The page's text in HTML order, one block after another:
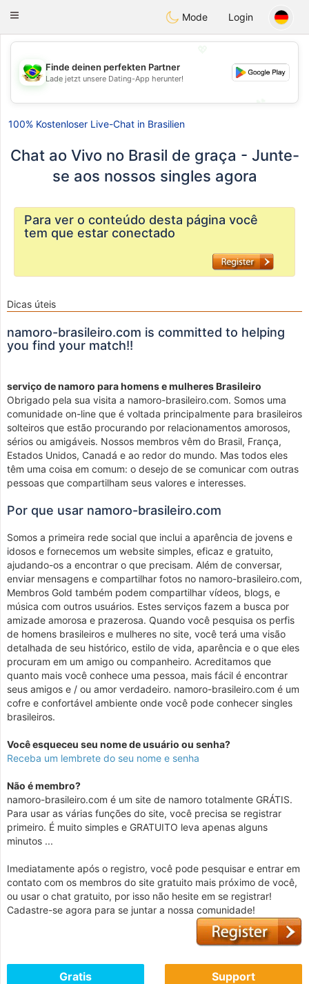
Conversar
Toggle
Mode Login
💖
💕
Finde deinen perfekten Partner
Lade jetzt unsere Dating-App herunter!
100% Kostenloser Live-Chat in Brasilien
Chat ao Vivo no Brasil de graça - Junte-
se aos nossos singles agora
Para ver o conteúdo desta página você
tem que estar conectado
Dicas úteis
namoro-brasileiro.com is committed to helping
you find your match!!
serviço de namoro para homens e mulheres Brasileiro
Obrigado pela sua visita a namoro-brasileiro.com. Somos uma
comunidade on-line que é voltada principalmente para brasileiros
solteiros que estão procurando por relacionamentos amorosos,
sérios ou amigáveis. Nossos membros vêm do Brasil, França,
Estados Unidos, Canadá e ao redor do mundo. Mas todos eles
têm uma coisa em comum: o desejo de se comunicar com outras
pessoas que compartilham seus valores e interesses.
Por que usar namoro-brasileiro.com
Somos a primeira rede social que inclui a aparência de jovens e
idosos e fornecemos um website simples, eficaz e gratuito,
ajudando-os a encontrar o que precisam. Além de conversar,
enviar mensagens e compartilhar fotos no namoro-brasileiro.com,
Membros Gold também podem compartilhar vídeos, blogs, e
música com outros usuários. Estes serviços fazem a busca por
amizade amorosa e prazerosa. Quando você pesquisa os perfis
de homens brasileiros e mulheres no site, você terá uma visão
detalhada de seu histórico, estilo de vida, aparência e o que eles
procuram em um amigo ou companheiro. Acreditamos que
quanto mais você conhece uma pessoa, mais fácil é encontrar
seus amigos e / ou amor verdadeiro. namoro-brasileiro.com é um
cofre e confortável ambiente onde você pode conhecer singles
brasileiros.
Você esqueceu seu nome de usuário ou senha?
Receba um lembrete do seu nome e senha
Não é membro?
namoro-brasileiro.com é um site de namoro totalmente GRÁTIS.
Para usar as várias funções do site, você precisa se registrar
primeiro. É muito simples e GRATUITO leva apenas alguns
minutos ...
Imediatamente após o registro, você pode pesquisar e entrar em
contato com os membros do site gratuito mais próximo de você,
ou usar o chat gratuito, por isso não hesite em se registrar!
Cadastre-se agora para se juntar a nossa comunidade!
Gratis Support